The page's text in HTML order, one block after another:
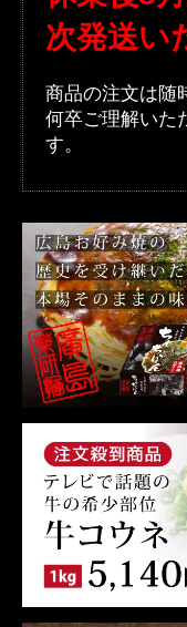
次発送い
商品の注文は随
何卒ご理解いた
す。